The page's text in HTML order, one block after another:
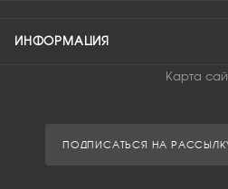
ИНФОРМАЦИЯ
Карта
ПОДПИСАТЬСЯ НА